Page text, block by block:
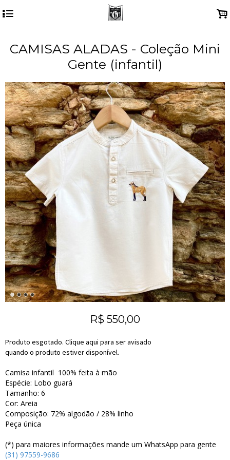
4 .
CAMISAS ALADAS - Coleção Mini
Gente (infantil)
R$ 550,00
Produto esgotado. Clique aqui para ser avisado
quando o produto estiver disponível.
Camisa infantil 100% feita à mão
Espécie: Lobo guará
Tamanho: 6
Cor: Areia
Composição: 72% algodão / 28% linho
Peça única
(*) para maiores informações mande um WhatsApp para gente
(31) 97559-9686